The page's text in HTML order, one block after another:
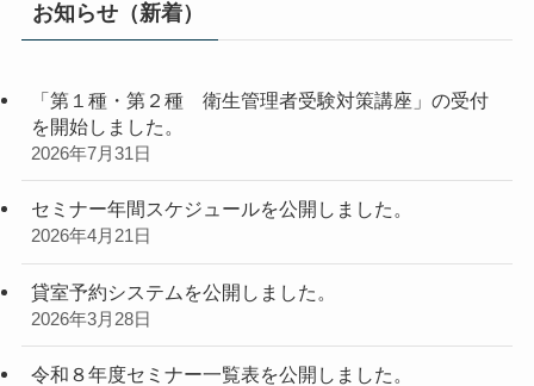
お知らせ（新着）
「第１種・第２種 衛生管理者受験対策講座」の受付
を開始しました。
2026年7月31日
セミナー年間スケジュールを公開しました。
2026年4月21日
貸室予約システムを公開しました。
2026年3月28日
令和８年度セミナー一覧表を公開しました。